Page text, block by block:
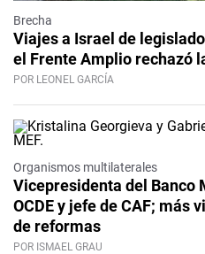
Brecha
Viajes a Israel de
el Frente Amplio rechazó
POR LEONEL GARCÍA
Organismos multilaterales
Vicepresidenta del Banco
OCDE y jefe de CAF; más
de reformas
POR ISMAEL GRAU